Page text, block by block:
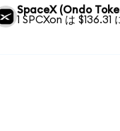
SpaceX (Ondo
1 SPCXon は $136.31